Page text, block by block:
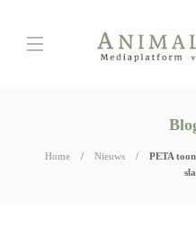
Home Nieuws
PETA